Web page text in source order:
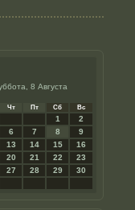
8 Августа
Чт Пт Сб Вс
1
2
6 7 8
9
13 14 15
16
20 21 22
23
27 28 29
30